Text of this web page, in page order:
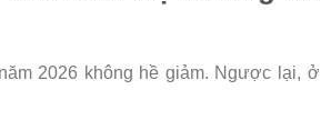
2026 không hề giảm. Ngược lại, ở